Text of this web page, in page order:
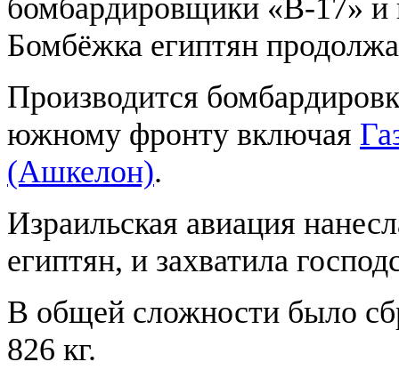
бомбардировщики «В-17» и
Бомбёжка египтян
Производится
южному фронту включая
(Ашкелон).
Израильская авиация
египтян, и захватила
В общей сложности было
826 кг.